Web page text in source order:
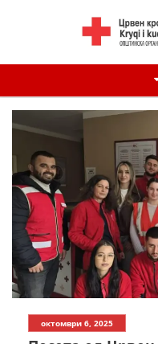
октомври 6, 2025